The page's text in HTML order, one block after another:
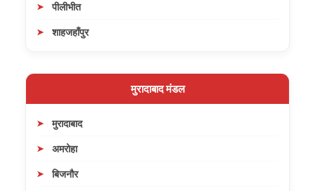
पीलीभीत
शाहजहाँपुर
मुरादाबाद मंडल
मुरादाबाद
अमरोहा
बिजनौर